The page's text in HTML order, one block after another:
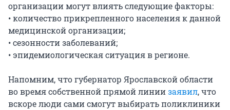
организации могут влиять следующие факторы:
• количество прикрепленного населения к данной
медицинской организации;
• сезонности заболеваний;
• эпидемиологическая ситуация в регионе.
Напомним, что губернатор Ярославской области
во время собственной прямой линиизаявил, что
вскоре люди сами смогут выбирать поликлиники